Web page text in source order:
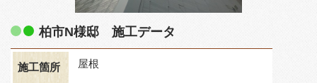
柏市N様邸 施工データ
施工箇所 屋根